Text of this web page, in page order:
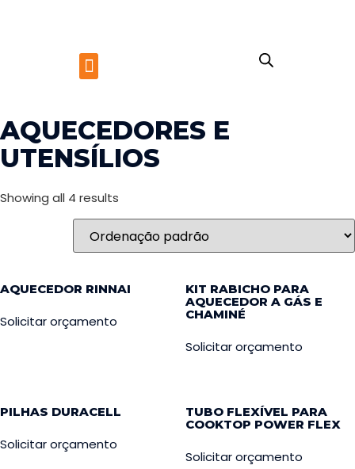
AQUECEDORES E
UTENSÍLIOS
Showing all 4 results
AQUECEDOR RINNAI
Solicitar orçamento
KIT RABICHO PARA
AQUECEDOR A GÁS E
CHAMINÉ
Solicitar orçamento
PILHAS DURACELL
Solicitar orçamento
TUBO FLEXÍVEL PARA
COOKTOP POWER FLEX
Solicitar orçamento